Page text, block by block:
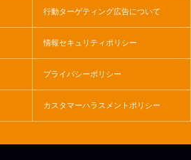
行動ターゲティング広告について
情報セキュリティポリシー
プライバシーポリシー
カスタマーハラスメントポリシー